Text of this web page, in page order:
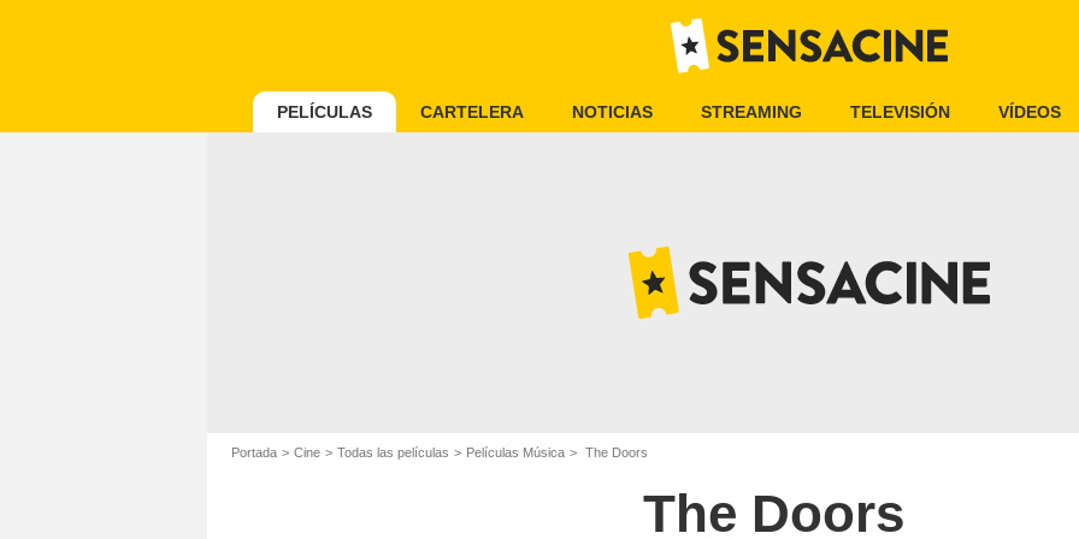
PELÍCULAS CARTELERA NOTICIAS STREAMING TELEVISIÓN VÍDEOS
Portada Cine Todas las películas Películas Música The Doors
The Doors